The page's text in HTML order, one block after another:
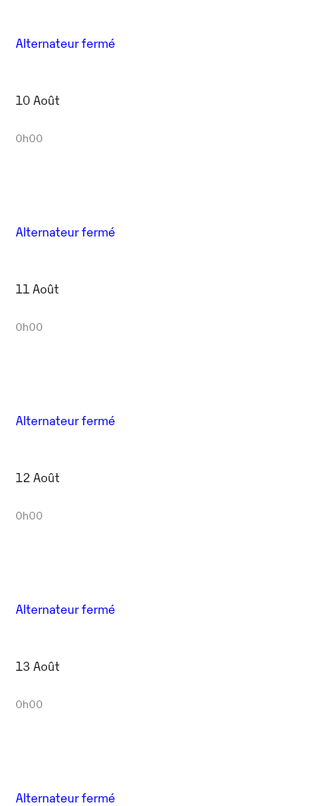
Alternateur fermé
10 Août
0h00
Alternateur fermé
11 Août
0h00
Alternateur fermé
12 Août
0h00
Alternateur fermé
13 Août
0h00
Alternateur fermé